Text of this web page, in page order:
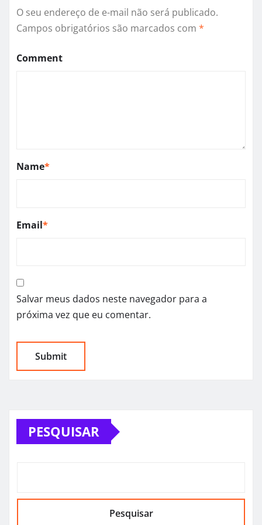
O seu endereço de e-mail não será publicado.
Campos obrigatórios são marcados com *
Comment
Name*
Email*
Salvar meus dados neste navegador para a
próxima vez que eu comentar.
PESQUISAR
Pesquisar